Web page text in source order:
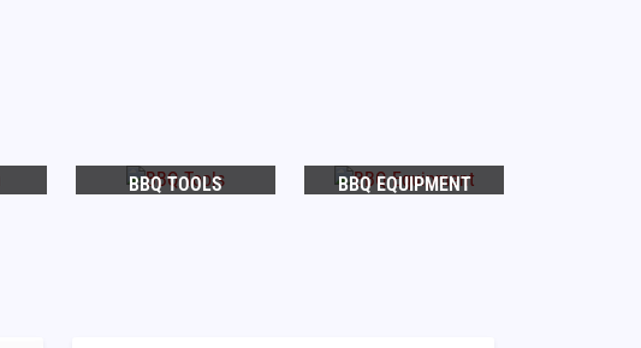
BBQ TOOLS BBQ EQUIPMENT